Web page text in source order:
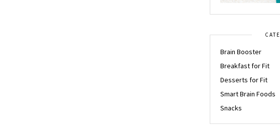
Brain Booster
Breakfast for Fit
Desserts for Fit
Smart Brain Foods
Snacks